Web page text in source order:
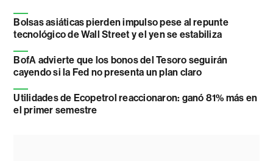
Bolsas asiáticas pierden impulso pese al repunte
tecnológico de Wall Street y el yen se estabiliza
BofA advierte que los bonos del Tesoro seguirán
cayendo si la Fed no presenta un plan claro
Utilidades de Ecopetrol reaccionaron: ganó 81% más en
el primer semestre